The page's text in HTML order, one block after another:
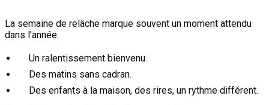
La semaine de relâche marque souvent un moment attendu
dans l’année.
Un ralentissement bienvenu.
Des matins sans cadran.
Des enfants à la maison, des rires, un rythme différent.